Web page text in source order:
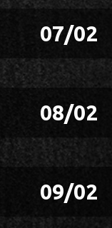
07/02
08/02
09/02